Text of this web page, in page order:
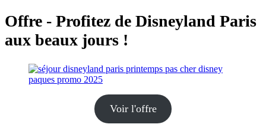
Offre - Profitez de Disneyland Paris
aux beaux jours !
Voir l'offre